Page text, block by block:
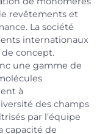
revêtements et
La société
internationaux
concept.
une gamme de
à
des champs
par l’équipe
capacité de